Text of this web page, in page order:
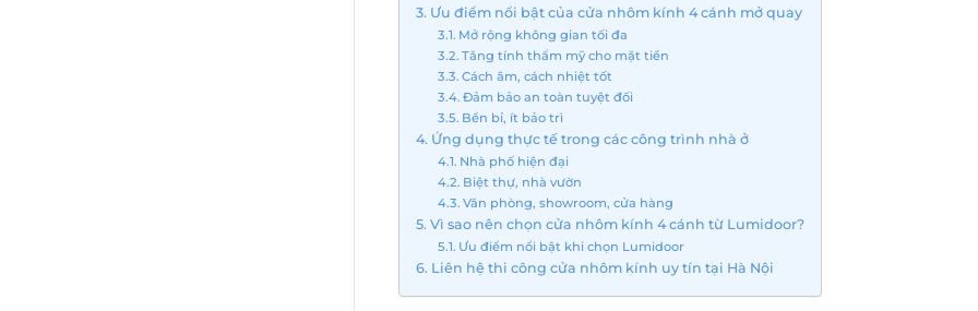
Ưu điểm nổi bật của cửa nhôm kính 4 cánh mở quay
Mở rộng không gian tối đa
Tăng tính thẩm mỹ cho mặt tiền
Cách âm, cách nhiệt tốt
Đảm bảo an toàn tuyệt đối
Bền bỉ, ít bảo trì
Ứng dụng thực tế trong các công trình nhà ở
Nhà phố hiện đại
Biệt thự, nhà vườn
Văn phòng, showroom, cửa hàng
Vì sao nên chọn cửa nhôm kính 4 cánh từ Lumidoor?
Ưu điểm nổi bật khi chọn Lumidoor
Liên hệ thi công cửa nhôm kính uy tín tại Hà Nội